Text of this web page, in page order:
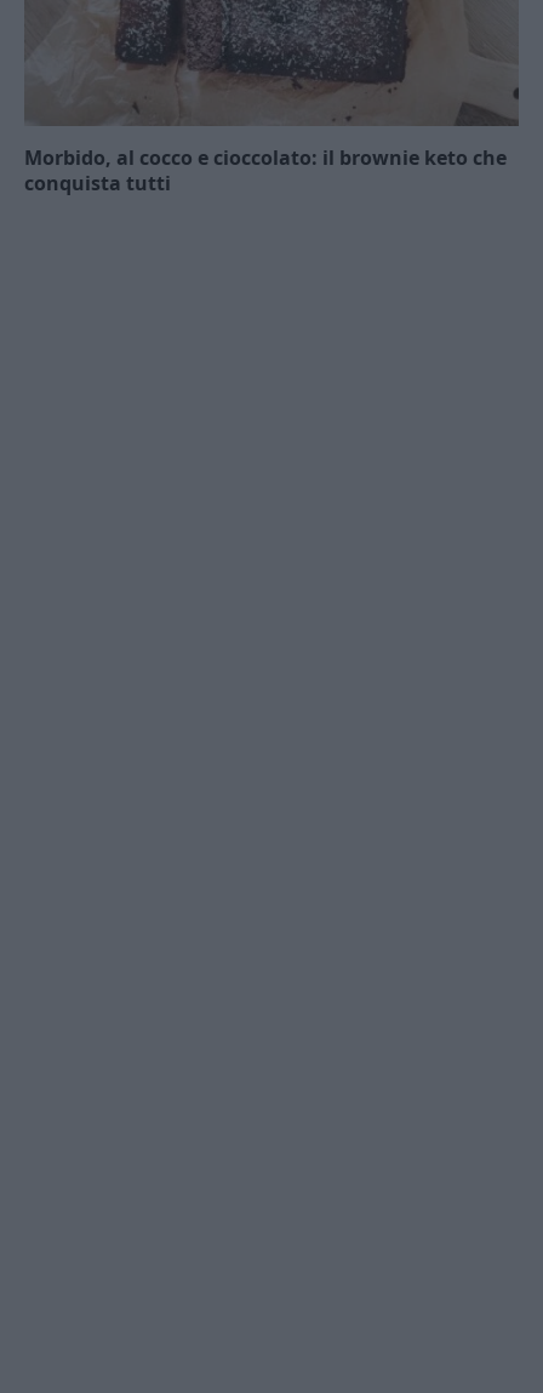
Morbido, al cocco e cioccolato: il brownie keto che
conquista tutti